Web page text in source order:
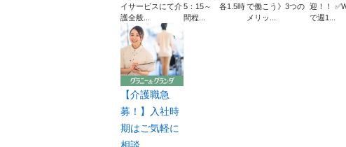
イサービスにて介
護全般...
5：15～ 各1.5時
間程...
で働こう》3つの
メリッ...
迎！！
で週1...
【介護職急
募！】入社時
期はご気軽に